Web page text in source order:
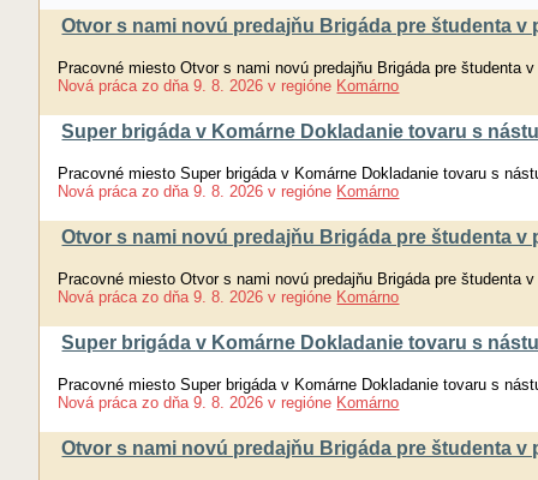
Otvor s nami novú predajňu Brigáda pre študenta v
Pracovné miesto Otvor s nami novú predajňu Brigáda pre študenta
Nová práca zo dňa 9. 8. 2026 v regióne Komárno
Super brigáda v Komárne Dokladanie tovaru s
Pracovné miesto Super brigáda v Komárne Dokladanie tovaru s
Nová práca zo dňa 9. 8. 2026 v regióne Komárno
Otvor s nami novú predajňu Brigáda pre študenta v
Pracovné miesto Otvor s nami novú predajňu Brigáda pre študenta
Nová práca zo dňa 9. 8. 2026 v regióne Komárno
Super brigáda v Komárne Dokladanie tovaru s
Pracovné miesto Super brigáda v Komárne Dokladanie tovaru s
Nová práca zo dňa 9. 8. 2026 v regióne Komárno
Otvor s nami novú predajňu Brigáda pre študenta v